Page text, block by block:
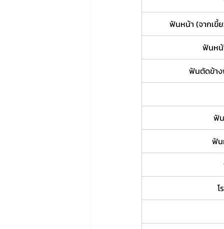
ฟันหน้า (จากเขี้
ฟันหน้
ฟันตัดข้า
ฟั
ฟัน
โ